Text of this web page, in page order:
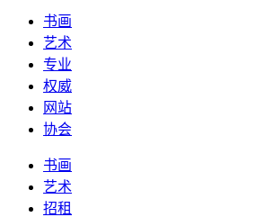
书画
艺术
专业
权威
网站
协会
书画
艺术
招租